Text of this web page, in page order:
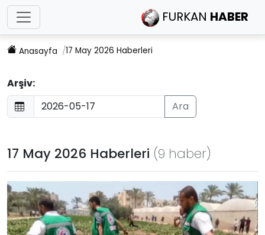
FURKAN HABER
Anasayfa 17 May 2026 Haberleri
Arşiv:
Ara
17 May 2026 Haberleri (9 haber)